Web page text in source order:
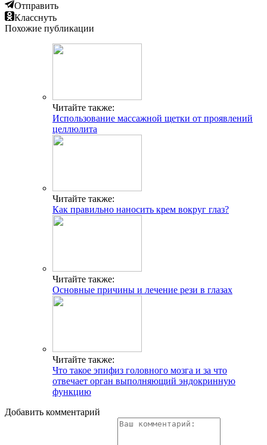
Отправить
Класснуть
Похожие публикации
Читайте также:
Использование массажной щетки от проявлений
целлюлита
Читайте также:
Как правильно наносить крем вокруг глаз?
Читайте также:
Основные причины и лечение рези в глазах
Читайте также:
Что такое эпифиз головного мозга и за что
отвечает орган выполняющий эндокринную
функцию
Добавить комментарий